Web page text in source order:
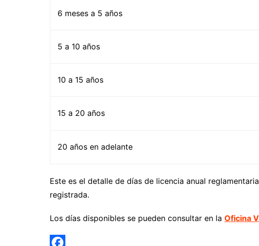
6 meses a 5 años
5 a 10 años
10 a 15 años
15 a 20 años
20 años en adelante
Este es el detalle de días de licencia anual
registrada.
Los días disponibles se pueden consultar en la Oficina